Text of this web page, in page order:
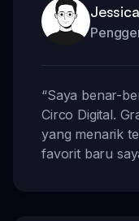
“Saya benar-
Circo Digital.
yang menarik
favorit baru